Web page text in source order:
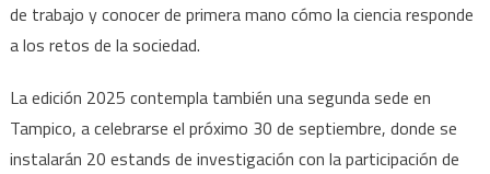
de trabajo y conocer de primera mano cómo la ciencia responde
a los retos de la sociedad.
La edición 2025 contempla también una segunda sede en
Tampico, a celebrarse el próximo 30 de septiembre, donde se
instalarán 20 estands de investigación con la participación de